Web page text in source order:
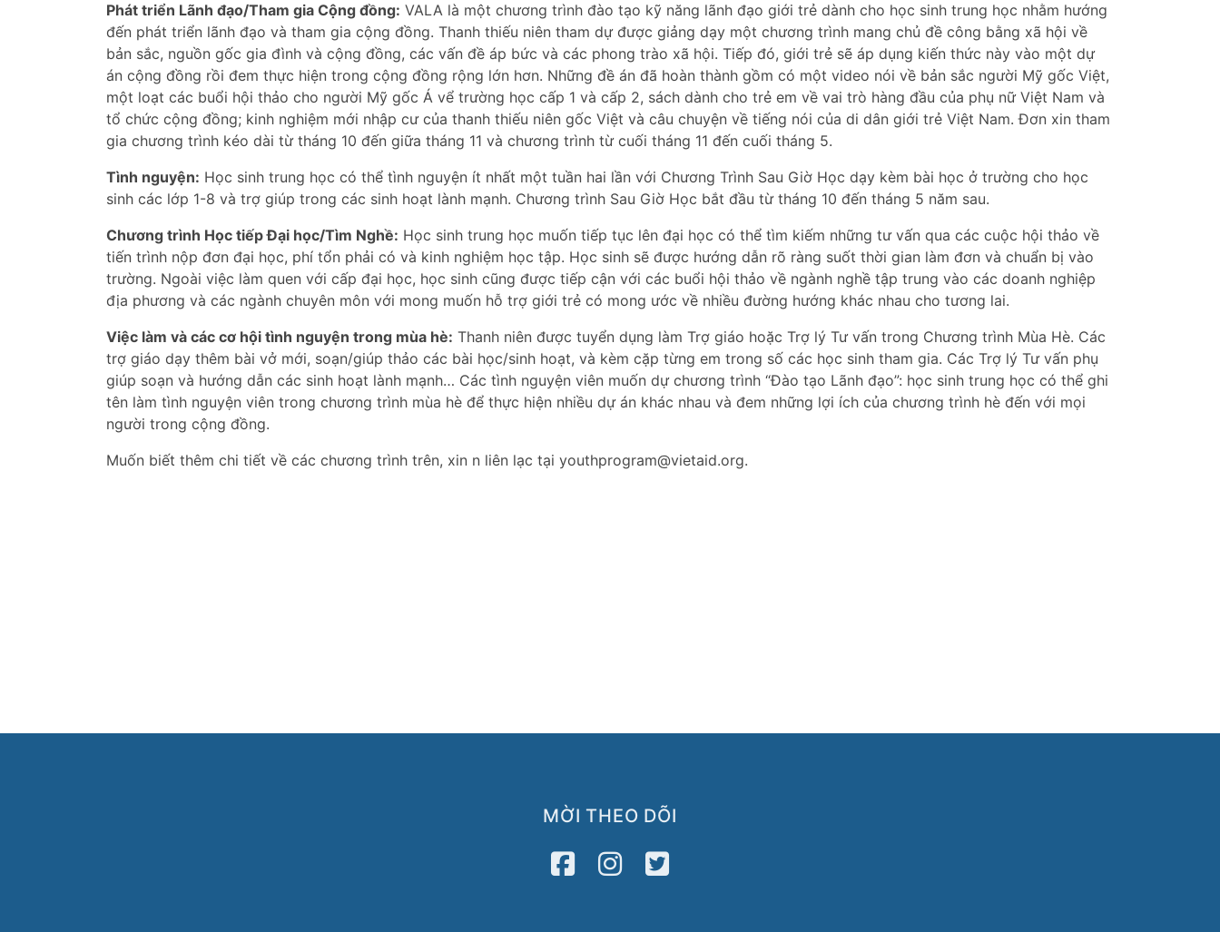
Phát triển Lãnh đạo/Tham gia Cộng đồng: VALA là một chương trình đào tạo kỹ năng lãnh đạo giới trẻ dành cho học sinh trung học nhằm hướng
đến phát triển lãnh đạo và tham gia cộng đồng. Thanh thiếu niên tham dự được giảng dạy một chương trình mang chủ đề công bằng xã hội về
bản sắc, nguồn gốc gia đình và cộng đồng, các vấn đề áp bức và các phong trào xã hội. Tiếp đó, giới trẻ sẽ áp dụng kiến thức này vào một dự
án cộng đồng rồi đem thực hiện trong cộng đồng rộng lớn hơn. Những đề án đã hoàn thành gồm có một video nói về bản sắc người Mỹ gốc Việt,
một loạt các buổi hội thảo cho người Mỹ gốc Á vể trường học cấp 1 và cấp 2, sách dành cho trẻ em về vai trò hàng đầu của phụ nữ Việt Nam và
tổ chức cộng đồng; kinh nghiệm mới nhập cư của thanh thiếu niên gốc Việt và câu chuyện về tiếng nói của di dân giới trẻ Việt Nam. Đơn xin tham
gia chương trình kéo dài từ tháng 10 đến giữa tháng 11 và chương trình từ cuối tháng 11 đến cuối tháng 5.
Tình nguyện: Học sinh trung học có thể tình nguyện ít nhất một tuần hai lần với Chương Trình Sau Giờ Học dạy kèm bài học ở trường cho học
sinh các lớp 1-8 và trợ giúp trong các sinh hoạt lành mạnh. Chương trình Sau Giờ Học bắt đầu từ tháng 10 đến tháng 5 năm sau.
Chương trình Học tiếp Đại học/Tìm Nghề: Học sinh trung học muốn tiếp tục lên đại học có thể tìm kiếm những tư vấn qua các cuộc hội thảo về
tiến trình nộp đơn đại học, phí tổn phải có và kinh nghiệm học tập. Học sinh sẽ được hướng dẫn rõ ràng suốt thời gian làm đơn và chuẩn bị vào
trường. Ngoài việc làm quen với cấp đại học, học sinh cũng được tiếp cận với các buổi hội thảo về ngành nghề tập trung vào các doanh nghiệp
địa phương và các ngành chuyên môn với mong muốn hỗ trợ giới trẻ có mong ước về nhiều đường hướng khác nhau cho tương lai.
Việc làm và các cơ hội tình nguyện trong mùa hè: Thanh niên được tuyển dụng làm Trợ giáo hoặc Trợ lý Tư vấn trong Chương trình Mùa Hè. Các
trợ giáo dạy thêm bài vở mới, soạn/giúp thảo các bài học/sinh hoạt, và kèm cặp từng em trong số các học sinh tham gia. Các Trợ lý Tư vấn phụ
giúp soạn và hướng dẫn các sinh hoạt lành mạnh… Các tình nguyện viên muốn dự chương trình “Đào tạo Lãnh đạo”: học sinh trung học có thể ghi
tên làm tình nguyện viên trong chương trình mùa hè để thực hiện nhiều dự án khác nhau và đem những lợi ích của chương trình hè đến với mọi
người trong cộng đồng.
Muốn biết thêm chi tiết về các chương trình trên, xin n liên lạc tại youthprogram@vietaid.org.
MỜI THEO DÕI